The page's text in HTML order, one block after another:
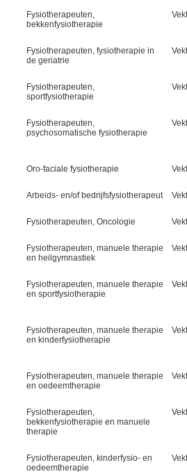
Fysiotherapeuten,
bekkenfysiotherapie
Fysiotherapeuten, fysiotherapie in
de geriatrie
Fysiotherapeuten,
sportfysiotherapie
Fysiotherapeuten,
psychosomatische fysiotherapie
Oro-faciale fysiotherapie
Arbeids- en/of bedrijfsfysiotherapeut
Fysiotherapeuten, Oncologie
Fysiotherapeuten, manuele therapie
en heilgymnastiek
Fysiotherapeuten, manuele therapie
en sportfysiotherapie
Fysiotherapeuten, manuele therapie
en kinderfysiotherapie
Fysiotherapeuten, manuele therapie
en oedeemtherapie
Fysiotherapeuten,
bekkenfysiotherapie en manuele
therapie
Fysiotherapeuten, kinderfysio- en
oedeemtherapie